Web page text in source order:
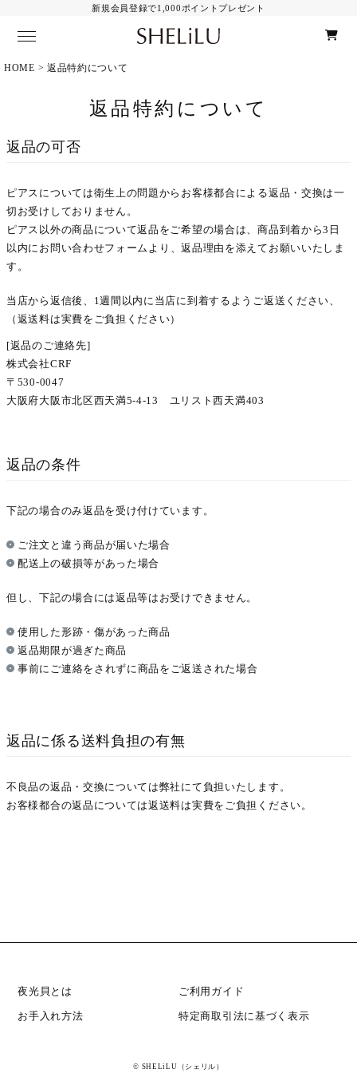
新規会員登録で1,000ポイントプレゼント
ピアス
Material ALL Item
K10
14KGF
Contents 夜光貝とは
ご利用ガイド
HOME 返品特約について
返品特約について
返品の可否
ピアスについては衛生上の問題からお客様都合による返品・交換は一
切お受けしておりません。
ピアス以外の商品について返品をご希望の場合は、商品到着から3日
以内に お問い合わせフォーム より、返品理由を添えてお願いいたしま
す。
当店から返信後、1週間以内に当店に到着するようご返送ください、
（返送料は実費をご負担ください）
[返品のご連絡先]
株式会社CRF
530-0047
大阪府大阪市北区西天満5-4-13 ユリスト西天満403
返品の条件
下記の場合のみ返品を受け付けています。
ご注文と違う商品が届いた場合
配送上の破損等があった場合
但し、下記の場合には返品等はお受けできません。
使用した形跡・傷があった商品
返品期限が過ぎた商品
事前にご連絡をされずに商品をご返送された場合
返品に係る送料負担の有無
不良品の返品・交換については弊社にて負担いたします。
お客様都合の返品については返送料は実費をご負担ください。
夜光貝とは
お手入れ方法
ご利用ガイド
特定商取引法に基づく表示
© SHELiLU（シェリル）